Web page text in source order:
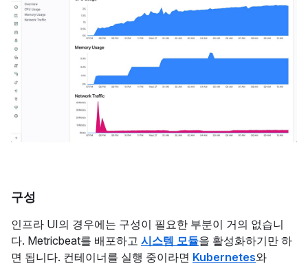
구성
인프라 UI의 경우에는 구성이 필요한 부분이 거의 없습니
다. Metricbeat를 배포하고 시스템 모듈을 활성화하기만 하
면 됩니다. 컨테이너를 실행 중이라면 Kubernetes와